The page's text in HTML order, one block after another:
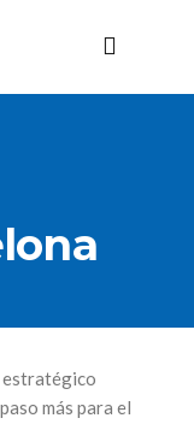
estratégico
más para el